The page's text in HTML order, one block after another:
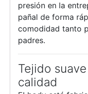
presión en la
pañal de forma
comodidad tanto
padres.
Tejido
calidad